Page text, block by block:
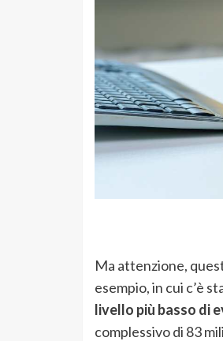
Ma attenzione,
esempio, in cui c’è
livello più basso di
complessivo di 83